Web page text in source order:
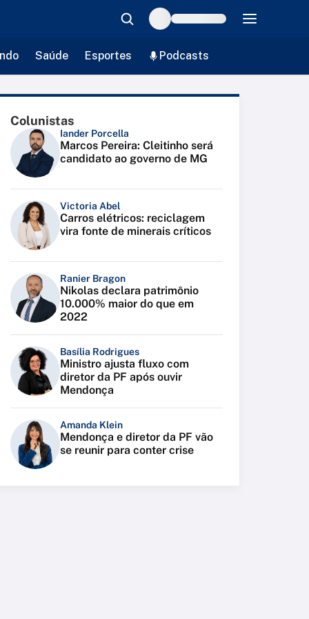
Saúde Esportes Podcasts
Colunistas
Iander Porcella
Marcos Pereira: Cleitinho será
candidato ao governo de MG
Victoria Abel
Carros elétricos: reciclagem
vira fonte de minerais críticos
Ranier Bragon
Nikolas declara patrimônio
10.000% maior do que em
2022
Basília Rodrigues
Ministro ajusta fluxo com
diretor da PF após ouvir
Mendonça
Amanda Klein
Mendonça e diretor da PF vão
se reunir para conter crise